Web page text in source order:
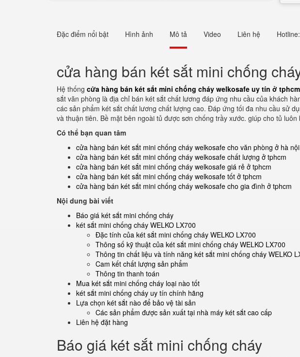
Đặc điểm nổi bật Hình ảnh Mô tả Video Liên hệ
cửa hàng bán két sắt mini chống
Hệ thống cửa hàng bán két sắt mini chống cháy welkosafe uy tín ở tphcm
sắt văn phòng là địa chỉ bán két sắt chất lương đáp ứng nhu cầu của khách
các sản phẩm két sắt chất lương chất lượng cao. Đáp ứng tối đa nhu cầu sử
và thuận tiên. Bề mặt bên ngoài tủ được sơn chống trầy xước. giúp cho tủ
Có thể bạn quan tâm
cửa hàng bán két sắt mini chống cháy welkosafe cho văn phòng ở hà nội
cửa hàng bán két sắt mini chống cháy welkosafe chất lượng ở tphcm
cửa hàng bán két sắt mini chống cháy welkosafe giá rẻ ở tphcm
cửa hàng bán két sắt mini chống cháy welkosafe tốt ở tphcm
cửa hàng bán két sắt mini chống cháy welkosafe cho gia đình ở tphcm
Nội dung bài viết
Báo giá két sắt mini chống cháy
két sắt mini chống cháy WELKO LX700
Đặc tính của két sắt mini chống cháy WELKO LX700
Thông số kỹ thuật của két sắt mini chống cháy WELKO LX700
Thông tin chất liệu và tính năng két sắt mini chống cháy WELKO
Cam kết chất lượng sản phẩm
Thông tin thanh toán
Mua két sắt mini chống cháy loại nào tốt
két sắt mini chống cháy uy tín chính hãng
Lựa chọn két sắt nào để bảo vệ tài sản
Các sản phẩm được sản xuất tại nhà máy két sắt cao cấp
Liên hệ đặt hàng
Báo giá két sắt mini chống cháy